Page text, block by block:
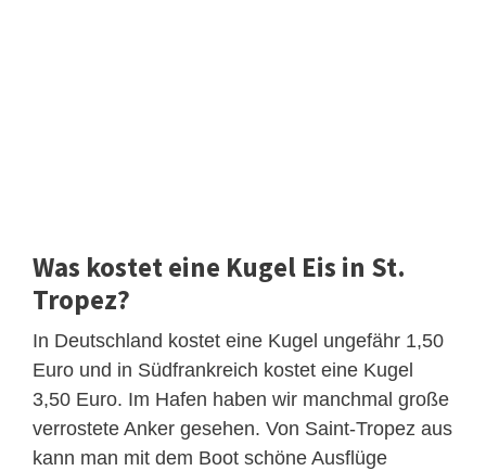
Was kostet eine Kugel Eis in St.
Tropez?
In Deutschland kostet eine Kugel ungefähr 1,50
Euro und in Südfrankreich kostet eine Kugel
3,50 Euro. Im Hafen haben wir manchmal große
verrostete Anker gesehen. Von Saint-Tropez aus
kann man mit dem Boot schöne Ausflüge